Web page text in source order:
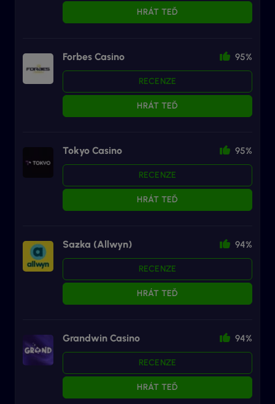
HRÁT TEĎ
Forbes Casino 95%
RECENZE
HRÁT TEĎ
Tokyo Casino 95%
RECENZE
HRÁT TEĎ
Sazka (Allwyn) 94%
RECENZE
HRÁT TEĎ
Grandwin Casino 94%
RECENZE
HRÁT TEĎ